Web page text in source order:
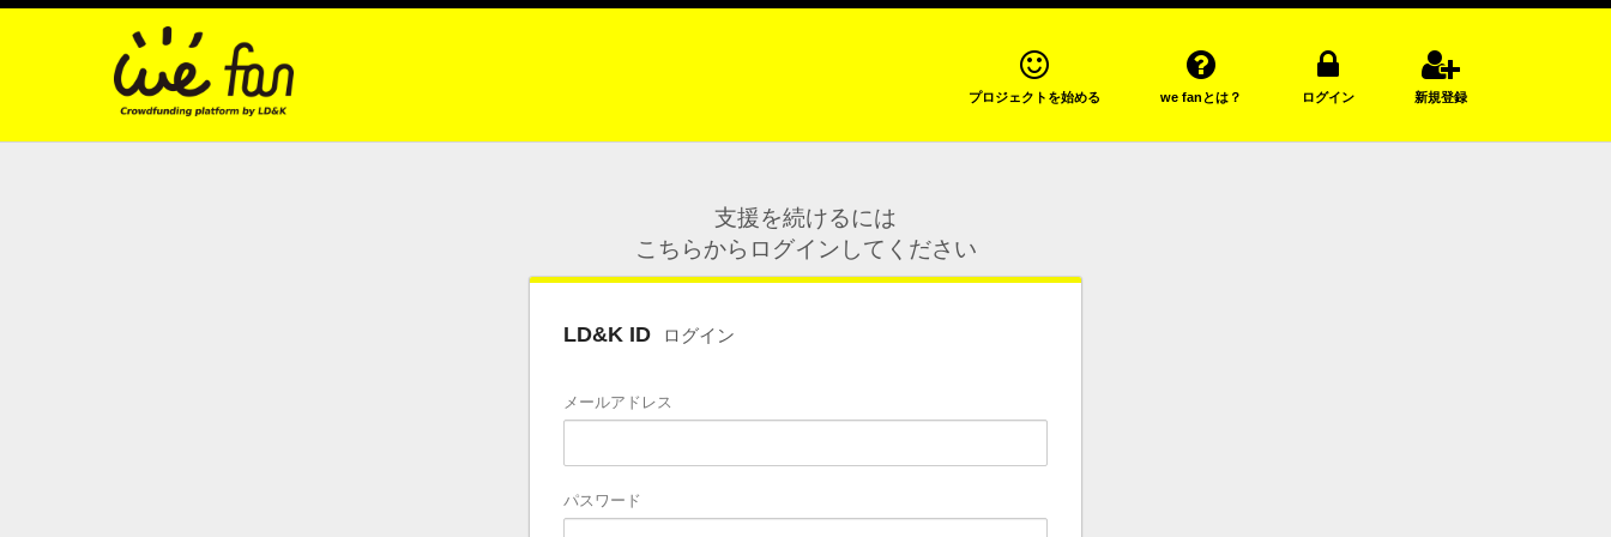
プロジェクトを始める we fanとは？ ログイン 新規登録
支援を続けるには
こちらからログインしてください
LD&K ID ログイン
メールアドレス
パスワード